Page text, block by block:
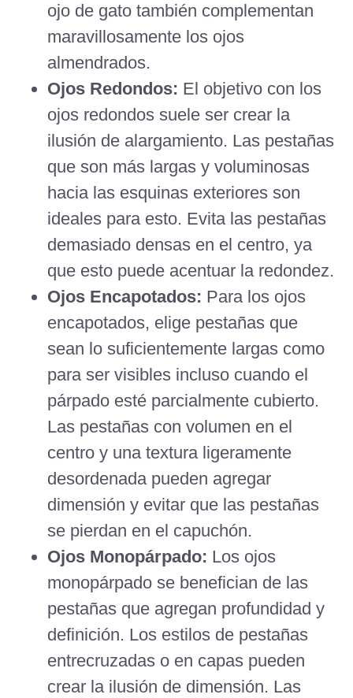
ojo de gato también complementan
maravillosamente los ojos
almendrados.
Ojos Redondos: El objetivo con los
ojos redondos suele ser crear la
ilusión de alargamiento. Las pestañas
que son más largas y voluminosas
hacia las esquinas exteriores son
ideales para esto. Evita las pestañas
demasiado densas en el centro, ya
que esto puede acentuar la redondez.
Ojos Encapotados: Para los ojos
encapotados, elige pestañas que
sean lo suficientemente largas como
para ser visibles incluso cuando el
párpado esté parcialmente cubierto.
Las pestañas con volumen en el
centro y una textura ligeramente
desordenada pueden agregar
dimensión y evitar que las pestañas
se pierdan en el capuchón.
Ojos Monopárpado: Los ojos
monopárpado se benefician de las
pestañas que agregan profundidad y
definición. Los estilos de pestañas
entrecruzadas o en capas pueden
crear la ilusión de dimensión. Las